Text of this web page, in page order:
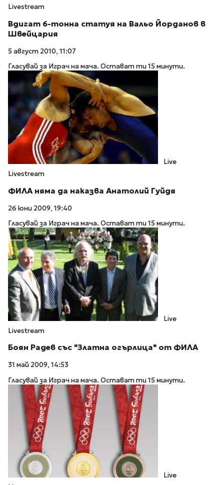
Livestream
Вдигат 6-тонна статуя на Вальо Йорданов в
Швейцария
5 август 2010, 11:07
Гласувай за Играч на мача. Остават ти 15 минути.
Live
Livestream
ФИЛА няма да наказва Анатолий Гуйдя
26 юни 2009, 19:40
Гласувай за Играч на мача. Остават ти 15 минути.
Live
Livestream
Боян Радев със "Златна огърлица" от ФИЛА
31 май 2009, 14:53
Гласувай за Играч на мача. Остават ти 15 минути.
Live